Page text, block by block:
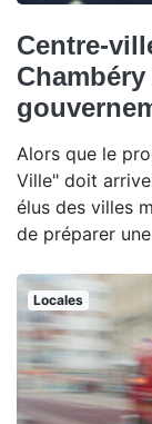
Centre-
Alors que le
Ville" doit
élus des villes
de préparer
Locales